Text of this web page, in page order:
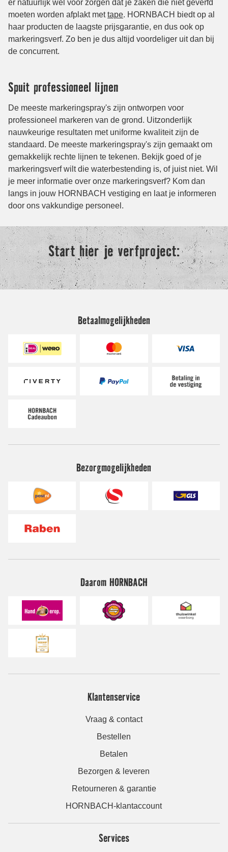
Betaalmogelijkheden
Bezorgmogelijkheden
Daarom HORNBACH
Klantenservice
Vraag & contact
Bestellen
Betalen
Bezorgen & leveren
Retourneren & garantie
HORNBACH-klantaccount
Services